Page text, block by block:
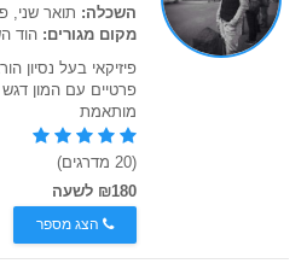
השכלה: תואר שני,
מקום מגורים: הוד
פרטיים עם המון
מותאמת
(20 מדרגים)
₪180 לשעה
הצג מספר